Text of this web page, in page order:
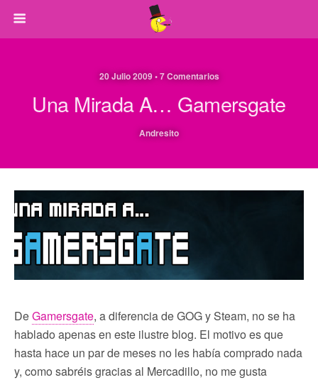
20 Julio 2009 • 7 Comentarios
Una Mirada A… Gamersgate
Andresito
DeGamersgate, a diferencia de GOG y Steam, no se ha
hablado apenas en este ilustre blog. El motivo es que
hasta hace un par de meses no les había comprado nada
y, como sabréis gracias al Mercadillo, no me gusta